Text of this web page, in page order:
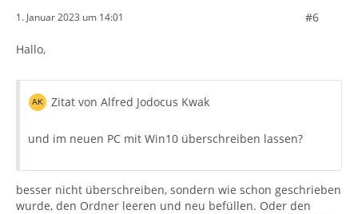
1. Januar 2023 um 14:01 #6
Hallo,
Zitat von Alfred Jodocus Kwak
und im neuen PC mit Win10 überschreiben lassen?
besser nicht überschreiben, sondern wie schon geschrieben
wurde, den Ordner leeren und neu befüllen. Oder den